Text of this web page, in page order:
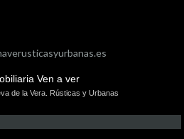
de la Vera. Rústicas y Urbanas